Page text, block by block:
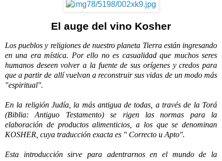
El auge del vino Kosher
Los pueblos y religiones de nuestro planeta Tierra están ingresando
en una era mística. Por ello no es casualidad que muchos seres
humanos deseen volver a la fuente de sus orígenes y credos para
que a partir de allí vuelvan a reconstruir sus vidas de un modo más
"espiritual".
En la religión Judía, la más antigua de todas, a través de la Torá
(Biblia: Antiguo Testamento) se rigen las normas para la
elaboración de productos alimenticios, a los que se denominan
KOSHER, cuya traducción exacta es " Correcto u Apto".
Esta introducción sirve para adentrarnos en el mundo de la